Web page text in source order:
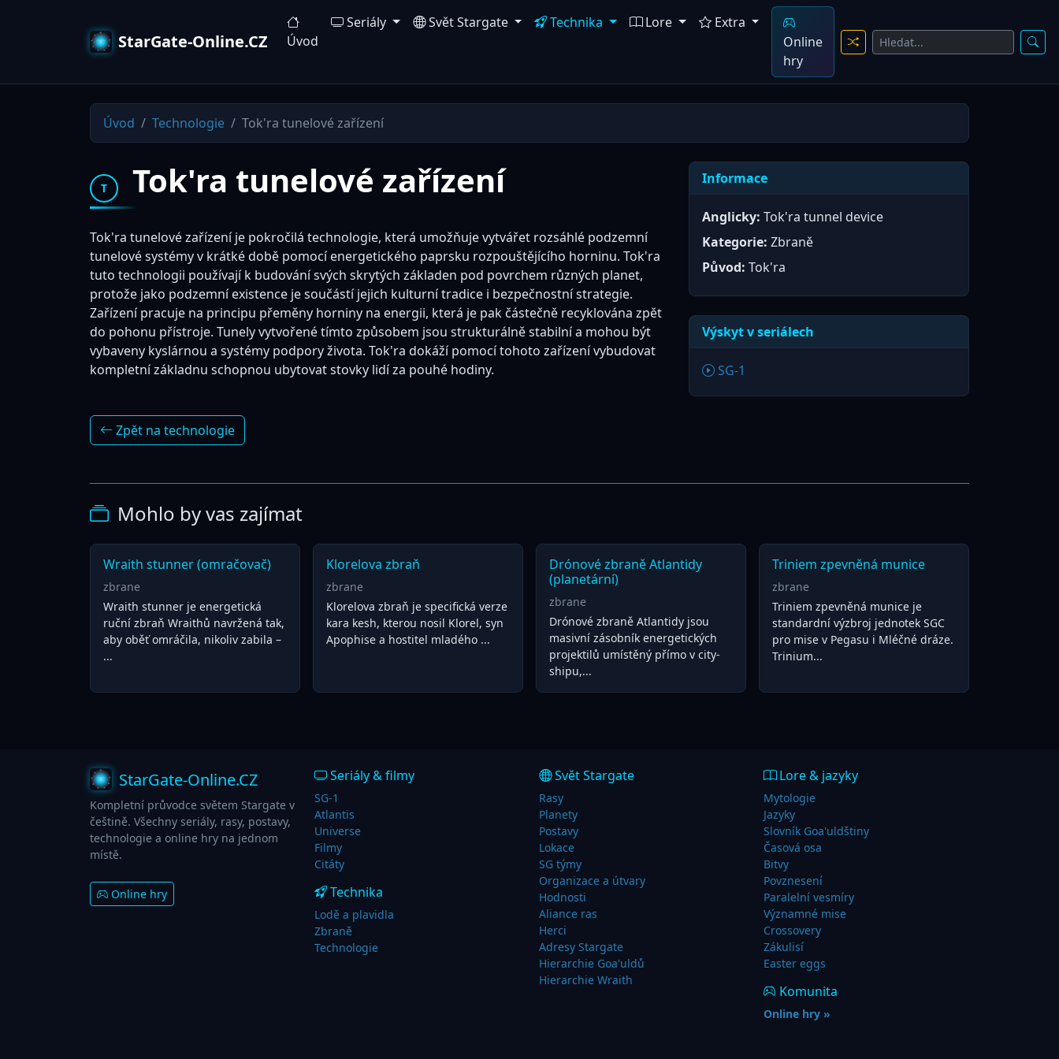
StarGate-Online.CZ Úvod
Seriály Svět Stargate Technika Lore
Extra
Online
hry
Úvod Technologie Tok'ra tunelové zařízení
T Tok'ra tunelové zařízení
Tok'ra tunelové zařízení je pokročilá technologie, která umožňuje vytvářet rozsáhlé podzemní
tunelové systémy v krátké době pomocí energetického paprsku rozpouštějícího horninu. Tok'ra
tuto technologii používají k budování svých skrytých základen pod povrchem různých planet,
protože jako podzemní existence je součástí jejich kulturní tradice i bezpečnostní strategie.
Zařízení pracuje na principu přeměny horniny na energii, která je pak částečně recyklována zpět
do pohonu přístroje. Tunely vytvořené tímto způsobem jsou strukturálně stabilní a mohou být
vybaveny kyslárnou a systémy podpory života. Tok'ra dokáží pomocí tohoto zařízení vybudovat
kompletní základnu schopnou ubytovat stovky lidí za pouhé hodiny.
Informace
Anglicky: Tok'ra tunnel device
Kategorie: Zbraně
Původ: Tok'ra
Výskyt v seriálech
SG-1
Zpět na technologie
Mohlo by vas zajímat
Wraith stunner (omračovač)
zbrane
Wraith stunner je energetická
ruční zbraň Wraithů navržená tak,
aby oběť omráčila, nikoliv zabila –
...
Klorelova zbraň
zbrane
Klorelova zbraň je specifická verze
kara kesh, kterou nosil Klorel, syn
Apophise a hostitel mladého ...
Drónové zbraně Atlantidy
(planetární)
zbrane
Drónové zbraně Atlantidy jsou
masivní zásobník energetických
projektilů umístěný přímo v city-
shipu,...
Triniem zpevněná munice
zbrane
Triniem zpevněná munice je
standardní výzbroj jednotek SGC
pro mise v Pegasu i Mléčné dráze.
Trinium...
StarGate-Online.CZ
Kompletní průvodce světem Stargate v
češtině. Všechny seriály, rasy, postavy,
technologie a online hry na jednom
místě.
Online hry
Seriály & filmy
SG-1
Atlantis
Universe
Filmy
Citáty
Technika
Lodě a plavidla
Zbraně
Technologie
Svět Stargate
Rasy
Planety
Postavy
Lokace
SG týmy
Organizace a útvary
Hodnosti
Aliance ras
Herci
Adresy Stargate
Hierarchie Goa'uldů
Hierarchie Wraith
Lore & jazyky
Mytologie
Jazyky
Slovník Goa'uldštiny
Časová osa
Bitvy
Povznesení
Paralelní vesmíry
Významné mise
Crossovery
Zákulisí
Easter eggs
Komunita
Online hry »